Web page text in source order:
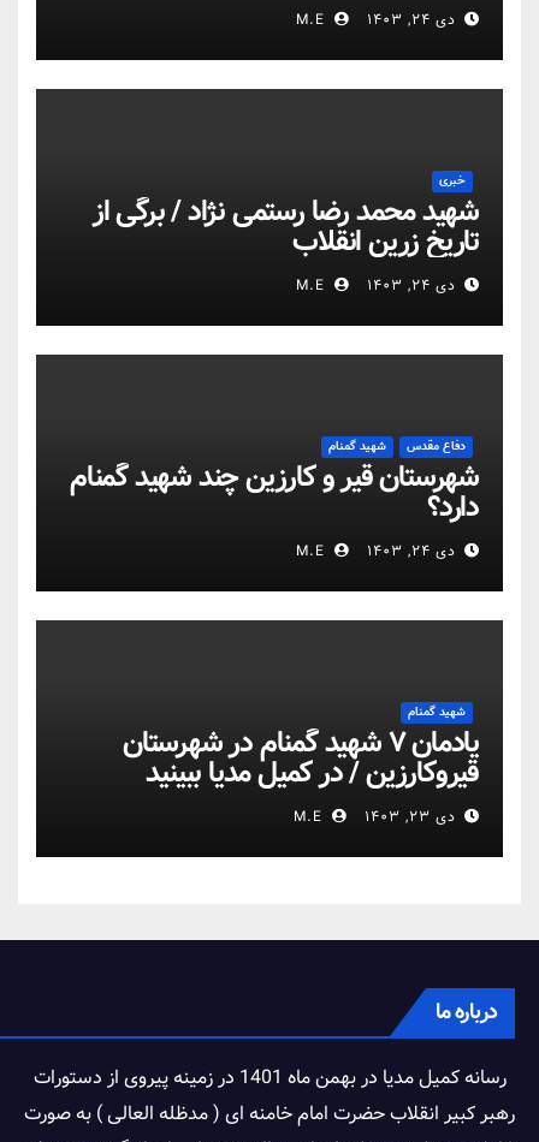
دی ۲۴, ۱۴۰۳
خبری
شهید محمد رضا رستمی نژاد / برگی از
تاریخ زرین انقلاب
دی ۲۴, ۱۴۰۳
دفاع مقدس شهید گمنام
شهرستان قیر و کارزین چند شهید گمنام
دارد؟
دی ۲۴, ۱۴۰۳
شهید گمنام
یادمان ۷ شهید گمنام در شهرستان
قیروکارزین / در کمیل مدیا ببینید
دی ۲۳, ۱۴۰۳
درباره ما
رسانه کمیل مدیا در بهمن ماه 1401 در زمینه پیروی از دستورات
رهبر کبیر انقلاب حضرت امام خامنه ای ( مدظله العالی ) به صورت